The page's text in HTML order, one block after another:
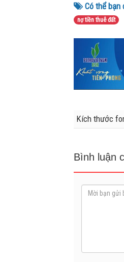
Có thể bạn
nợ tiền thuê đất
Kích thước
Bình luận